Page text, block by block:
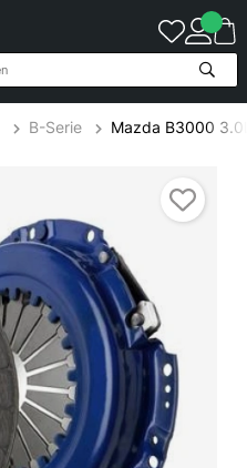
B-Serie Mazda B3000